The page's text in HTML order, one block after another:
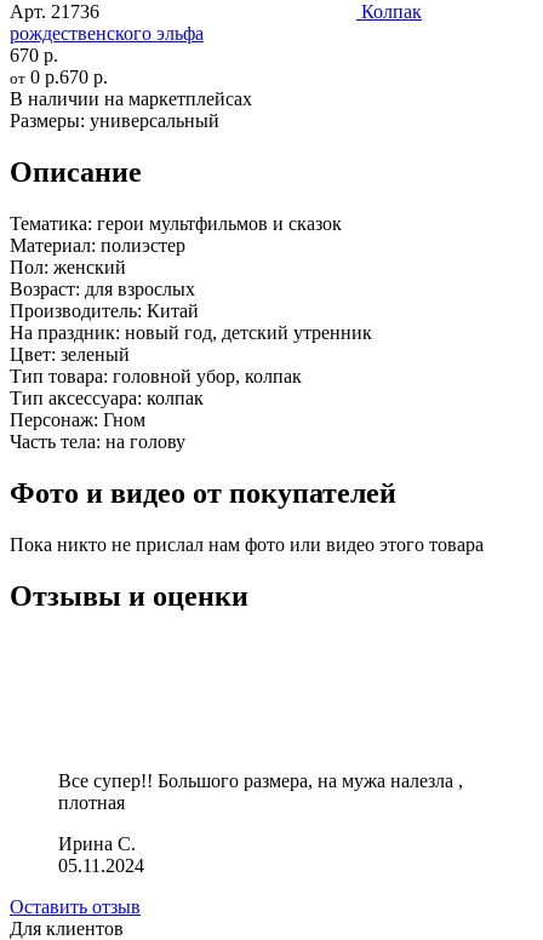
Арт. 21736
Колпак
рождественского эльфа
670 р.
от 0 р.670 р.
В наличии на маркетплейсах
Размеры: универсальный
Описание
Тематика: герои мультфильмов и сказок
Материал: полиэстер
Пол: женский
Возраст: для взрослых
Производитель: Китай
На праздник: новый год, детский утренник
Цвет: зеленый
Тип товара: головной убор, колпак
Тип аксессуара: колпак
Персонаж: Гном
Часть тела: на голову
Фото и видео от покупателей
Пока никто не прислал нам фото или видео этого товара
Отзывы и оценки
Все супер!! Большого размера, на мужа налезла ,
плотная
Ирина С.
05.11.2024
Оставить отзыв
Для клиентов